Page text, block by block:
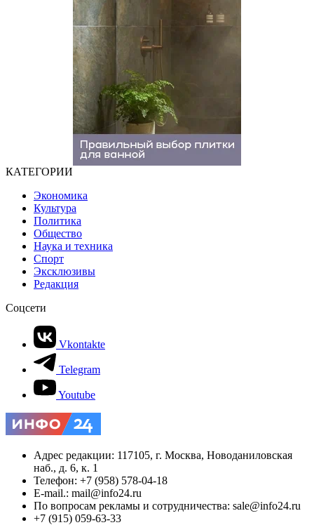
КАТЕГОРИИ
Экономика
Культура
Политика
Общество
Наука и техника
Спорт
Эксклюзивы
Редакция
Соцсети
Vkontakte
Telegram
Youtube
Адрес редакции: 117105, г. Москва, Новоданиловская
наб., д. 6, к. 1
Телефон: +7 (958) 578-04-18
E-mail.: mail@info24.ru
По вопросам рекламы и сотрудничества: sale@info24.ru
+7 (915) 059-63-33